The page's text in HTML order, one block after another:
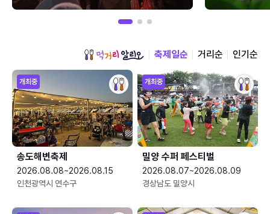
축제일순 거리순 인기순
개최중
송도해변축제
2026.08.08~2026.08.15
인천광역시 연수구
개최중
밀양 수퍼 페스티벌
2026.08.07~2026.08.09
경상남도 밀양시